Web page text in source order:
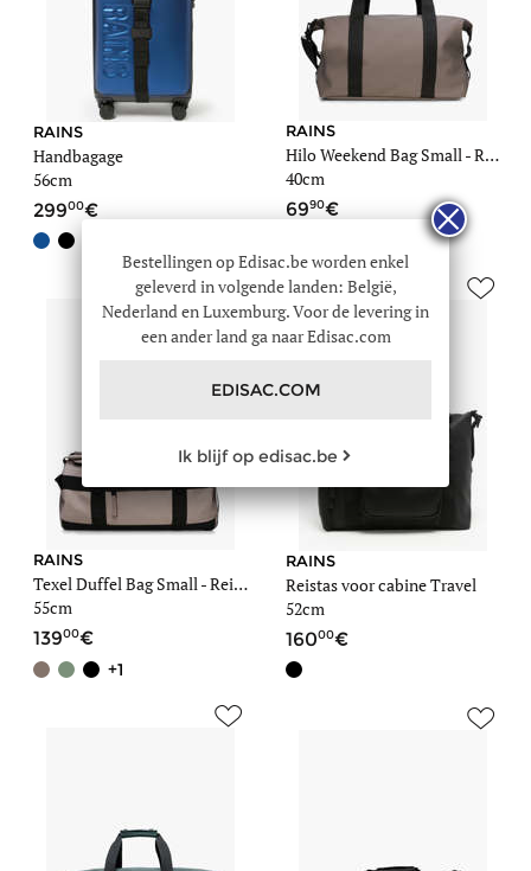
RAINS
Handbagage
56cm
29900
RAINS
Hilo Weekend Bag Small - Reistas voor cabine
40cm
6990
RAINS
Texel Duffel Bag Small - Reistas
55cm
13900
+1
RAINS
Reistas voor cabine Travel
52cm
16000
Bestellingen op Edisac.be worden enkel
geleverd in volgende landen: België,
Nederland en Luxemburg. Voor de levering in
een ander land ga naar Edisac.com
EDISAC.COM
Ik blijf op edisac.be